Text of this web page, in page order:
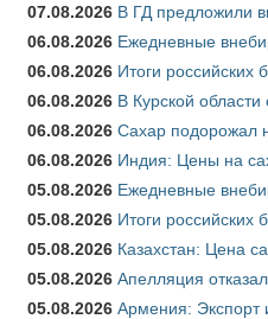
07.08.2026 В ГД предложили
06.08.2026 Ежедневные
06.08.2026 Итоги российских
06.08.2026 В Курской области
06.08.2026 Сахар подорожал
06.08.2026 Индия: Цены на
05.08.2026 Ежедневные
05.08.2026 Итоги российских
05.08.2026 Казахстан: Цена
05.08.2026 Апелляция
05.08.2026 Армения: Экспорт